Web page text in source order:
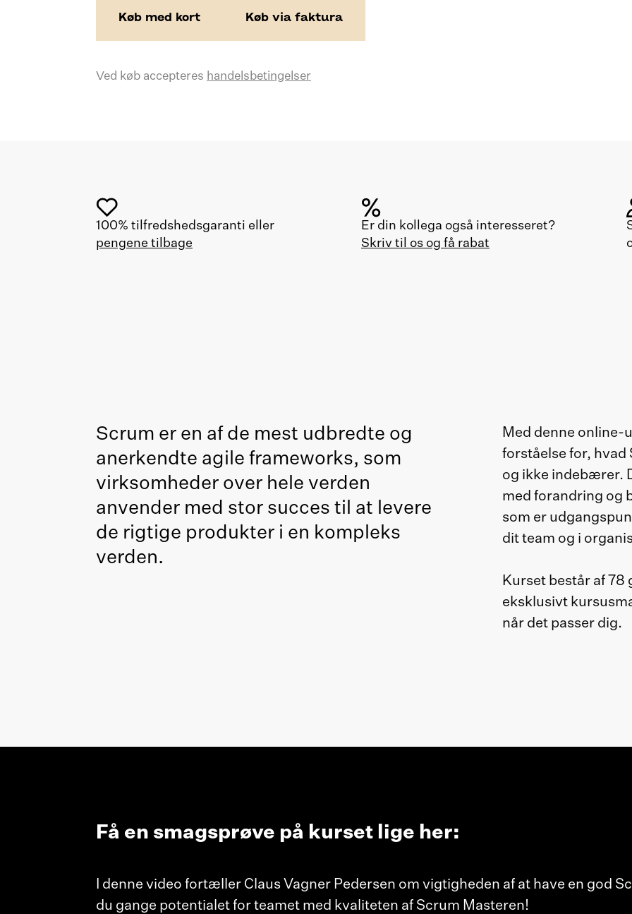
Køb med kort Køb via faktura
Ved køb accepteres handelsbetingelser
100% tilfredshedsgaranti eller
pengene tilbage
Er din kollega også interesseret?
Skriv til os og få rabat
Scrum er en af de mest udbredte og
anerkendte agile frameworks, som
virksomheder over hele verden
anvender med stor succes til at levere
de rigtige produkter i en kompleks
verden.
Med denne online-
forståelse for,
og ikke indebærer.
med forandring og
som er
dit team og i
Kurset består af
eksklusivt
når det passer dig.
Få en smagsprøve på kurset lige her:
I denne video fortæller Claus Vagner Pedersen om vigtigheden af at have en god
du gange potentialet for teamet med kvaliteten af Scrum Masteren!